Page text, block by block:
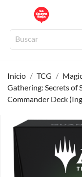
Inicio TCG
Gathering: Secrets of
Commander Deck